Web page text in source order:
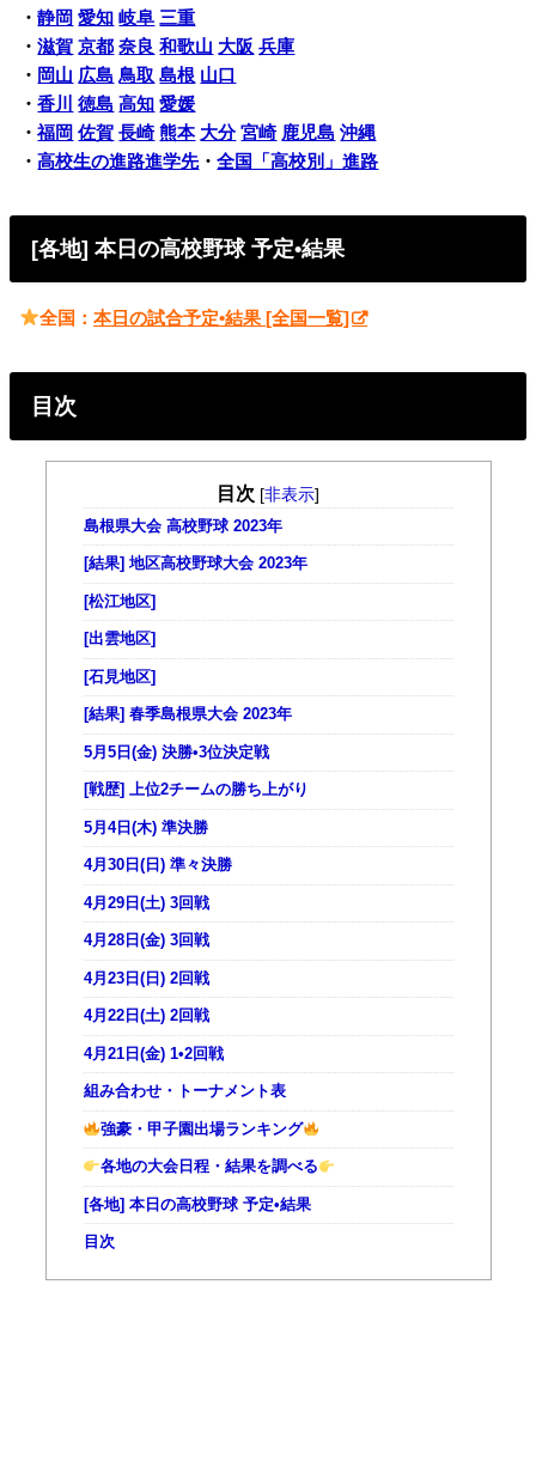
・静岡 愛知 岐阜 三重
・滋賀 京都 奈良 和歌山 大阪 兵庫
・ 岡山 広島 鳥取 島根 山口
・香川 徳島 高知 愛媛
・福岡 佐賀 長崎 熊本 大分 宮崎 鹿児島 沖縄
・高校生の進路進学先・全国「高校別」進路
[各地] 本日の高校野球 予定•結果
全国：本日の試合予定•結果 [全国一覧]
目次
目次 [非表示]
島根県大会 高校野球 2023年
[結果] 地区高校野球大会 2023年
[松江地区]
[出雲地区]
[石見地区]
[結果] 春季島根県大会 2023年
5月5日(金) 決勝•3位決定戦
[戦歴] 上位2チームの勝ち上がり
5月4日(木) 準決勝
4月30日(日) 準々決勝
4月29日(土) 3回戦
4月28日(金) 3回戦
4月23日(日) 2回戦
4月22日(土) 2回戦
4月21日(金) 1•2回戦
組み合わせ・トーナメント表
強豪・甲子園出場ランキング
各地の大会日程・結果を調べる
[各地] 本日の高校野球 予定•結果
目次